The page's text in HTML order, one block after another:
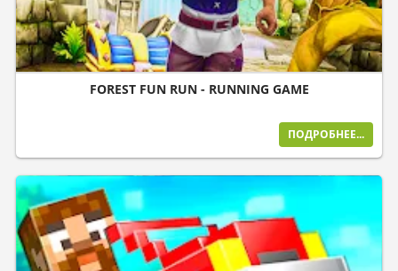
FOREST FUN RUN - RUNNING GAME
ПОДРОБНЕЕ...